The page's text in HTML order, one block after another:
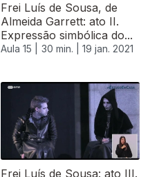
Frei Luís de Sousa, de
Almeida Garrett: ato II.
Expressão simbólica do...
Aula 15 | 30 min. | 19 jan. 2021
Frei Luís de Sousa: ato III.